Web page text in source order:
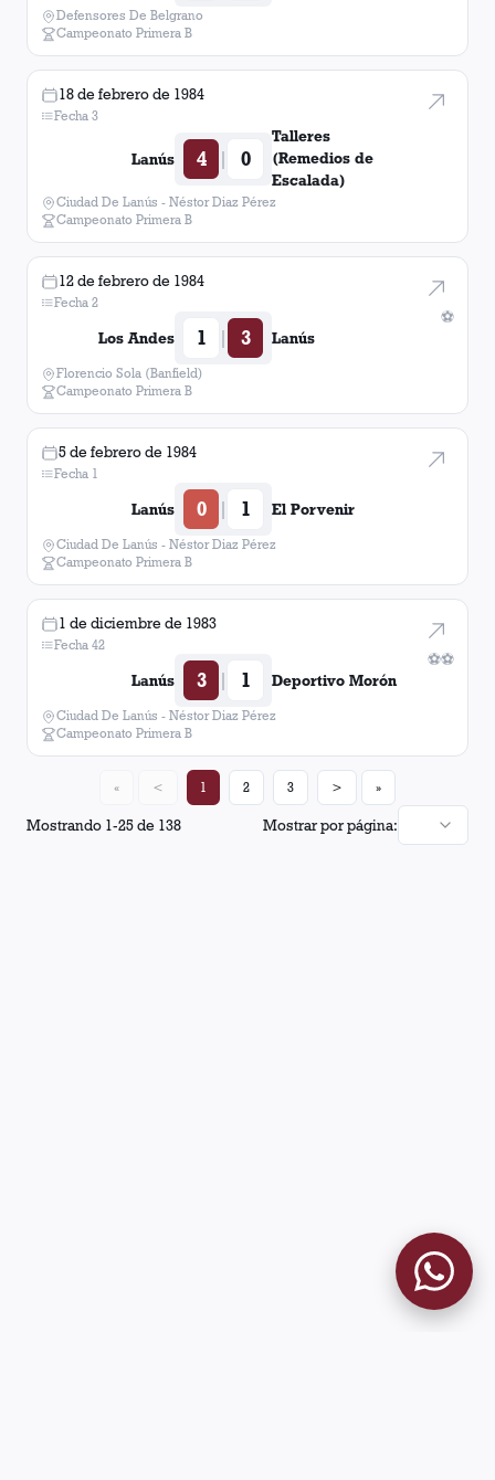
Defensores De Belgrano
Campeonato Primera B
18 de febrero de 1984
Fecha 3
Lanús 4 | 0
Talleres
(Remedios de
Escalada)
Ciudad De Lanús - Néstor Diaz Pérez
Campeonato Primera B
⚽
12 de febrero de 1984
Fecha 2
Los Andes 1 | 3 Lanús
Florencio Sola (Banfield)
Campeonato Primera B
5 de febrero de 1984
Fecha 1
Lanús 0 | 1 El Porvenir
Ciudad De Lanús - Néstor Diaz Pérez
Campeonato Primera B
⚽⚽
1 de diciembre de 1983
Fecha 42
Lanús 3 | 1 Deportivo Morón
Ciudad De Lanús - Néstor Diaz Pérez
Campeonato Primera B
Mostrando 1-25de 138 Mostrar por página:
« < 1 2 3 > »